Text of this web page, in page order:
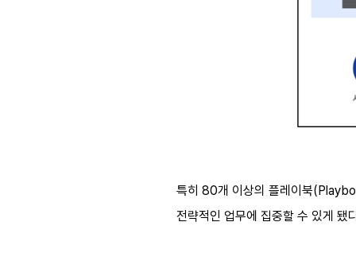
특히 80개 이상의 플레이북
전략적인 업무에 집중할 수 있게 됐